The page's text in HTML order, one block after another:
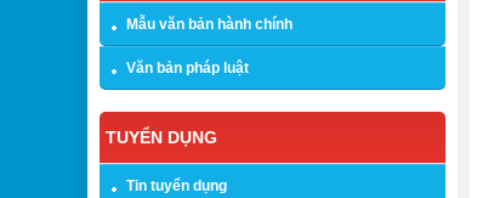
Mẫu văn bản hành chính
Văn bản pháp luật
TUYỂN DỤNG
Tin tuyển dụng